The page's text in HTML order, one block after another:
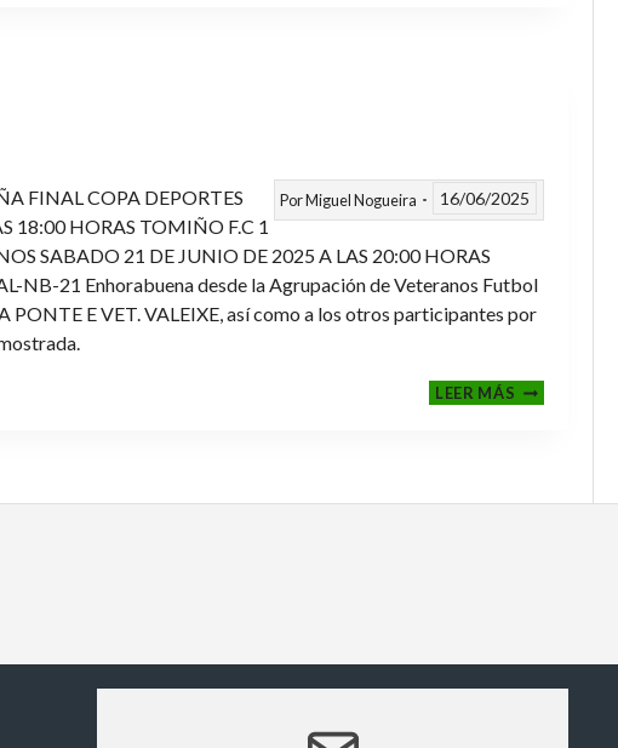
PorMiguel Nogueira 16/06/2025
FINAL COPA DEPORTES
18:00 HORAS TOMIÑO F.C 1
SABADO 21 DE JUNIO DE 2025 A LAS 20:00 HORAS
NB-21 Enhorabuena desde la Agrupación de Veteranos Futbol
E VET. VALEIXE, así como a los otros participantes por
LEER MÁSFINALES
2024-